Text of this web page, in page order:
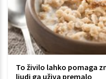
To živilo lahko pomaga
ljudi ga uživa premalo